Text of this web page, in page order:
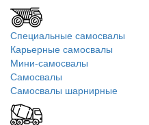
Специальные самосвалы
Карьерные самосвалы
Мини-самосвалы
Самосвалы
Самосвалы шарнирные